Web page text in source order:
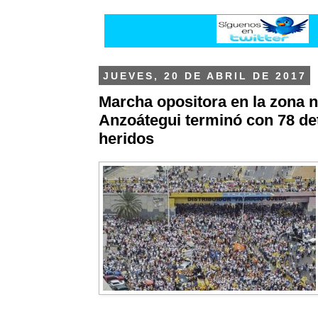
JUEVES, 20 DE ABRIL DE 2017
Marcha opositora en la zona
Anzoátegui terminó con 78
heridos